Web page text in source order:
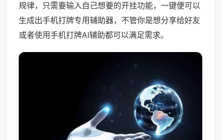
规律，只需要输入自己想要的开挂功能，一键便可以
生成出手机打牌专用辅助器，不管你是想分享给好友
或者使用手机打牌AI辅助都可以满足需求。